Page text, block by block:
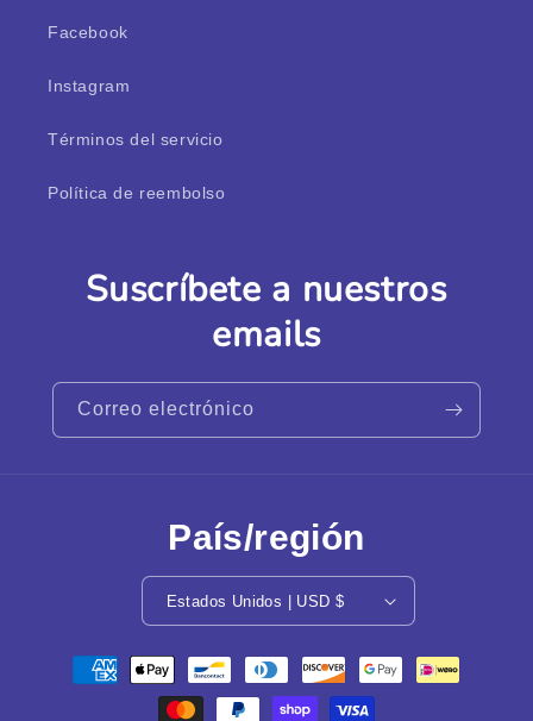
Facebook
Instagram
Términos del servicio
Política de reembolso
Suscríbete a nuestros
emails
Correo electrónico
País/región
Estados Unidos | USD $
Formas